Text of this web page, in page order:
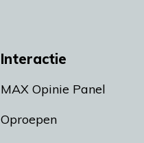
Interactie
MAX Opinie Panel
Oproepen